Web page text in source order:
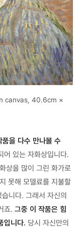
canvas, 40.6cm ×
을 다수 만나볼 수
어 있는 자화상입니다.
상을 많이 그린 화가로
못해 모델료를 지불할
니다. 그래서 자신의
죠. 그중 이 작품은 힘
입니다. 당시 자신만의